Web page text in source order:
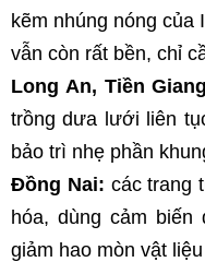
kẽm nhúng nóng của
vẫn còn rất bền, chỉ
Long An, Tiền
trồng dưa lưới liên
bảo trì nhẹ phần
Đồng Nai: các trang
hóa, dùng cảm
giảm hao mòn vật